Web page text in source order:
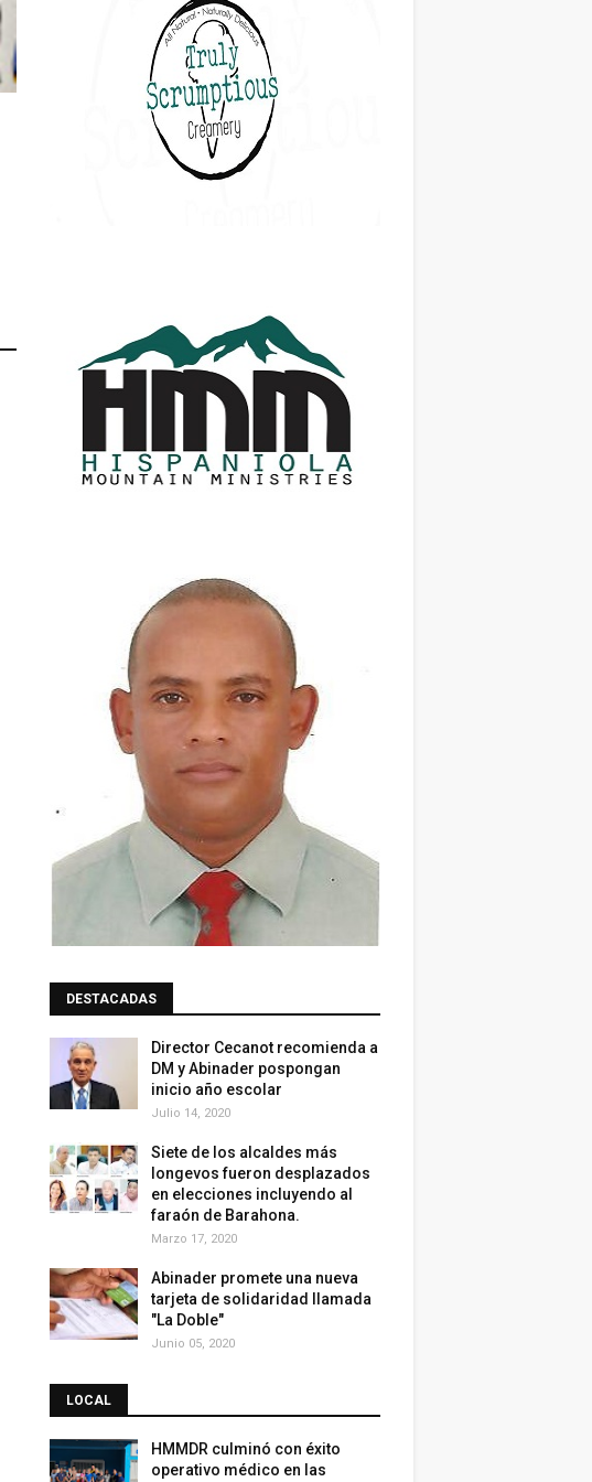
DESTACADAS
Director Cecanot recomienda a
DM y Abinader pospongan
inicio año escolar
Julio 14, 2020
Siete de los alcaldes más
longevos fueron desplazados
en elecciones incluyendo al
faraón de Barahona.
Marzo 17, 2020
Abinader promete una nueva
tarjeta de solidaridad llamada
"La Doble"
Junio 05, 2020
LOCAL
HMMDR culminó con éxito
operativo médico en las